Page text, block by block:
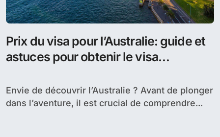
Prix du visa pour l’Australie: guide et
astuces pour obtenir le visa
Envie de découvrir l’Australie ? Avant de plonger
dans l’aventure, il est crucial de comprendre...